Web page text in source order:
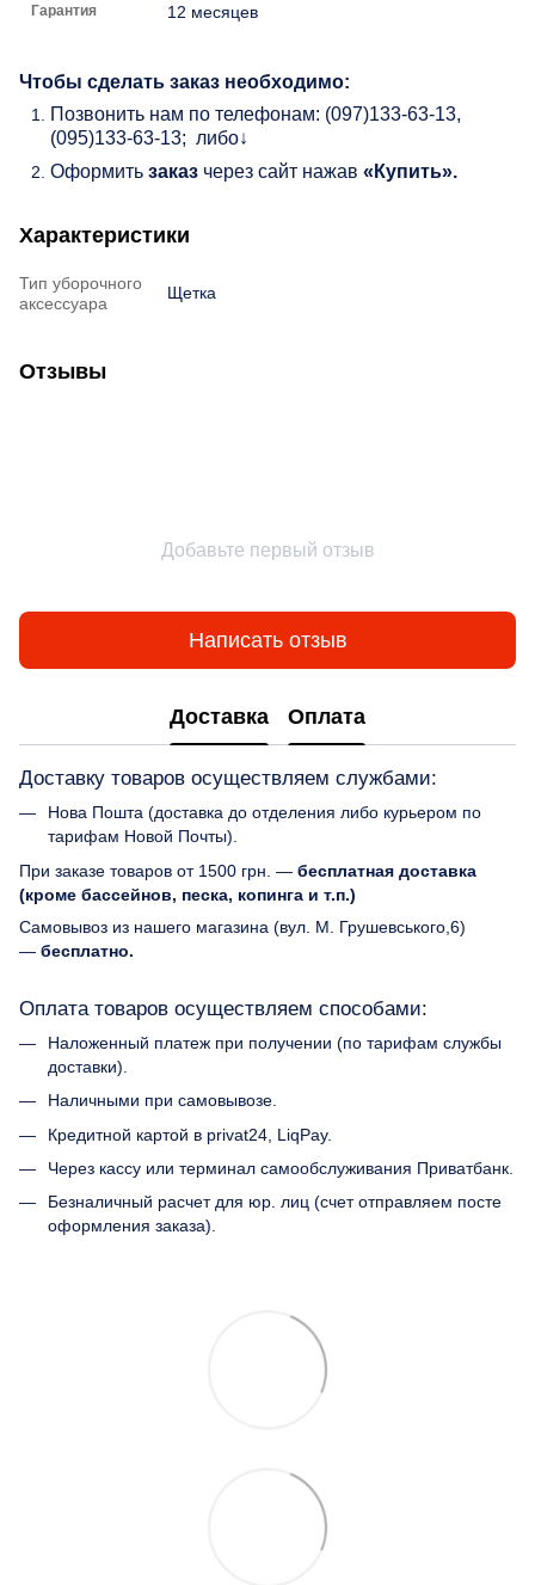
Гарантия 12 месяцев
Чтобы сделать заказ необходимо:
Позвонить нам по телефонам: (097)133-63-13,
(095)133-63-13; либо↓
Оформить заказ через сайт нажав «Купить».
Характеристики
Тип уборочного
аксессуара
Щетка
Отзывы
Добавьте первый отзыв
Написать отзыв
Доставка Оплата
Доставку товаров осуществляем службами:
Нова Пошта (доставка до отделения либо курьером по
тарифам Новой Почты).
При заказе товаров от 1500 грн. — бесплатная доставка
(кроме бассейнов, песка, копинга и т.п.)
Самовывоз из нашего магазина (вул. М. Грушевського,6)
— бесплатно.
Оплата товаров осуществляем способами:
Наложенный платеж при получении (по тарифам службы
доставки).
Наличными при самовывозе.
Кредитной картой в privat24, LiqPay.
Через кассу или терминал самообслуживания Приватбанк.
Безналичный расчет для юр. лиц (счет отправляем посте
оформления заказа).